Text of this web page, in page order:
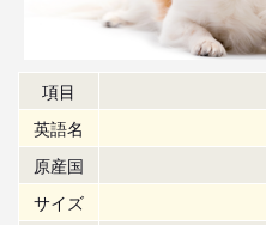
項目
英語名
原産国
サイズ